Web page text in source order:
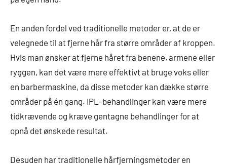
En anden fordel ved traditionelle metoder er, at de er
velegnede til at fjerne hår fra større områder af kroppen.
Hvis man ønsker at fjerne håret fra benene, armene eller
ryggen, kan det være mere effektivt at bruge voks eller
en barbermaskine, da disse metoder kan dække større
områder på én gang. IPL-behandlinger kan være mere
tidkrævende og kræve gentagne behandlinger for at
opnå det ønskede resultat.
Desuden har traditionelle hårfjerningsmetoder en